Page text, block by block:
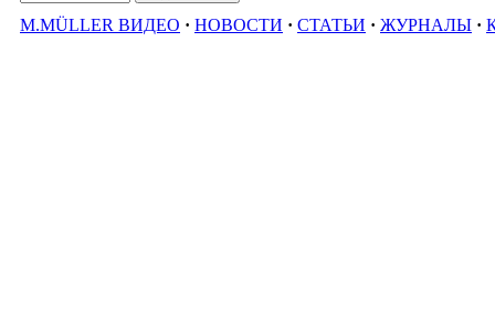
M.MÜLLER ВИДЕО · НОВОСТИ · СТАТЬИ · ЖУРНАЛЫ ·